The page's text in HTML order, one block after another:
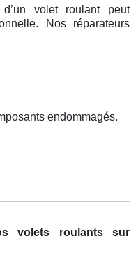
volet roulant peut
Nos réparateurs
endommagés.
volets roulants sur